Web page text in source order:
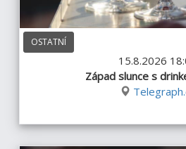
OSTATNÍ
15.8.2026
Západ slunce s